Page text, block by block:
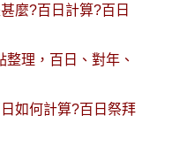
麼?百日計算?百日
理，百日、對年、
如何計算?百日祭拜